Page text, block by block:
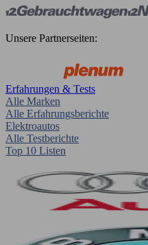
Unsere Partnerseiten:
Erfahrungen & Tests
Alle Marken
Alle Erfahrungsberichte
Elektroautos
Alle Testberichte
Top 10 Listen